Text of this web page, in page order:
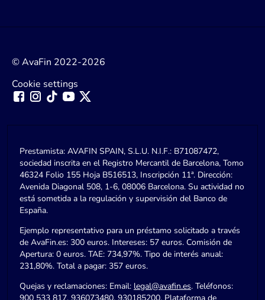
© AvaFin 2022-2026
Cookie settings
Prestamista: AVAFIN SPAIN, S.L.U. N.I.F.: B71087472,
sociedad inscrita en el Registro Mercantil de Barcelona, Tomo
46324 Folio 155 Hoja B516513, Inscripción 11ª. Dirección:
Avenida Diagonal 508, 1-6, 08006 Barcelona. Su actividad no
está sometida a la regulación y supervisión del Banco de
España.
Ejemplo representativo para un préstamo solicitado a través
de AvaFin.es: 300 euros. Intereses: 57 euros. Comisión de
Apertura: 0 euros. TAE: 734,97%. Tipo de interés anual:
231,80%. Total a pagar: 357 euros.
Quejas y reclamaciones: Email: legal@avafin.es. Teléfonos: